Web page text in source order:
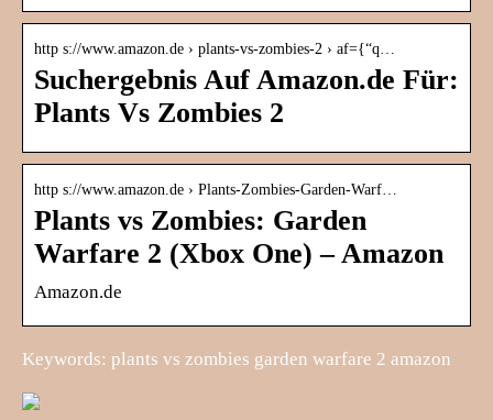
http s://www.amazon.de › plants-vs-zombies-2 › af={“q…
Suchergebnis Auf Amazon.de Für:
Plants Vs Zombies 2
http s://www.amazon.de › Plants-Zombies-Garden-Warf…
Plants vs Zombies: Garden
Warfare 2 (Xbox One) – Amazon
Amazon.de
Keywords: plants vs zombies garden warfare 2 amazon